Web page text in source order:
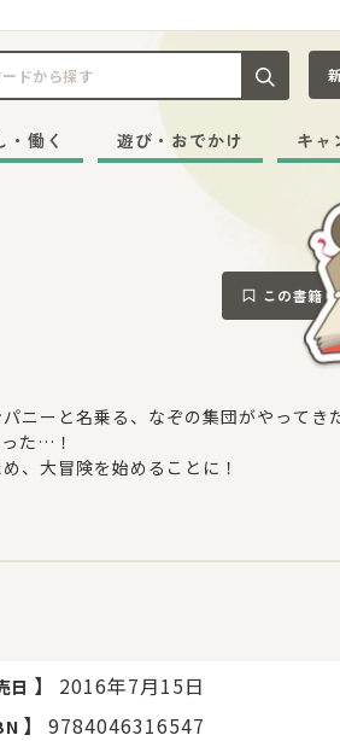
記事や
・働く 遊び・おでかけ キャ
この書籍
ニーと名乗る、なぞの集団がやってきた
た…！
、大冒険を始めることに！
日 】 2016年7月15日
】 9784046316547